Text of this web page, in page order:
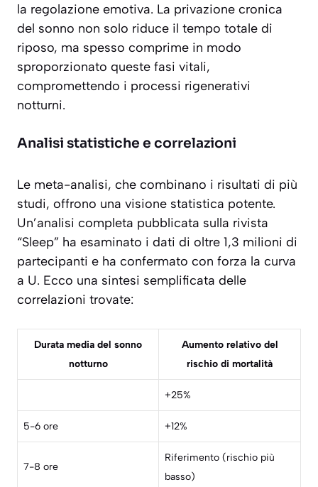
la regolazione emotiva. La privazione cronica
del sonno non solo riduce il tempo totale di
riposo, ma spesso comprime in modo
sproporzionato queste fasi vitali,
compromettendo i processi rigenerativi
notturni.
Analisi statistiche e correlazioni
Le meta-analisi, che combinano i risultati di più
studi, offrono una visione statistica potente.
Un’analisi completa pubblicata sulla rivista
“Sleep” ha esaminato i dati di oltre 1,3 milioni di
partecipanti e ha confermato con forza la curva
a U. Ecco una sintesi semplificata delle
correlazioni trovate:
Durata media del sonno
notturno
Aumento relativo del
rischio di mortalità
+25%
5-6 ore +12%
7-8 ore
Riferimento (rischio più
basso)